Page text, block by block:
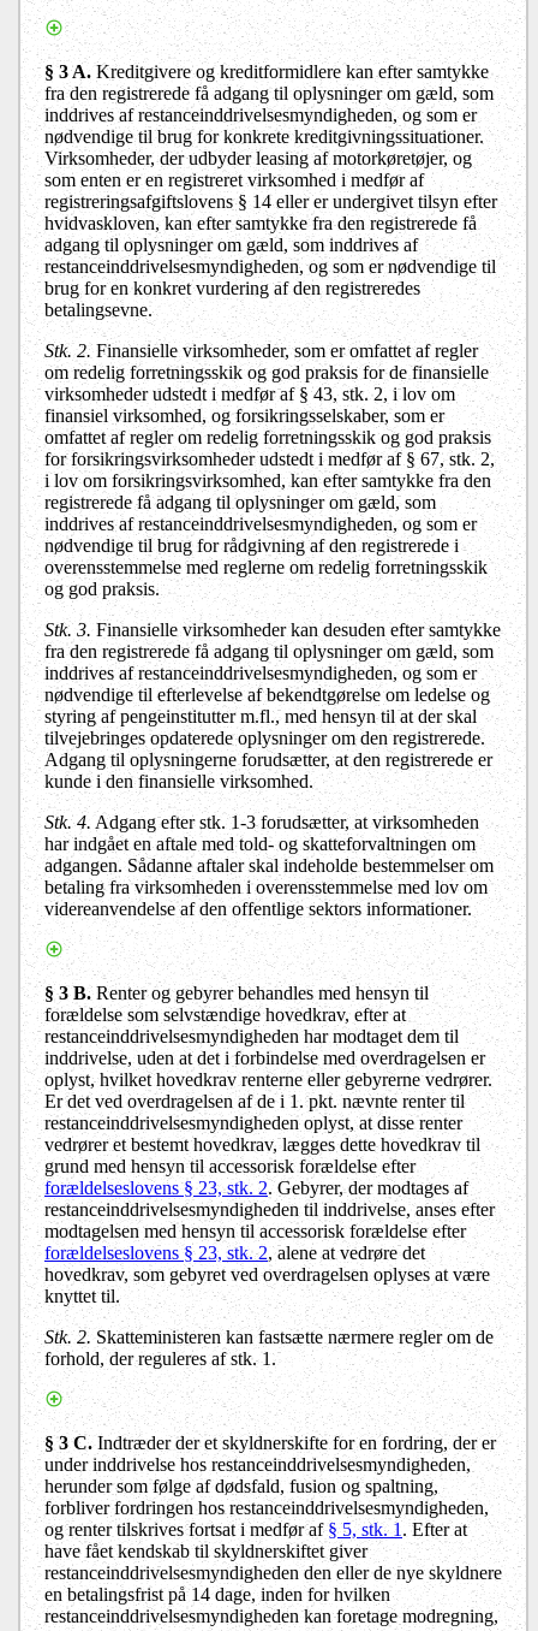
§ 3 A. Kreditgivere og kreditformidlere kan efter samtykke
fra den registrerede få adgang til oplysninger om gæld, som
inddrives af restanceinddrivelsesmyndigheden, og som er
nødvendige til brug for konkrete kreditgivningssituationer.
Virksomheder, der udbyder leasing af motorkøretøjer, og
som enten er en registreret virksomhed i medfør af
registreringsafgiftslovens § 14 eller er undergivet tilsyn efter
hvidvaskloven, kan efter samtykke fra den registrerede få
adgang til oplysninger om gæld, som inddrives af
restanceinddrivelsesmyndigheden, og som er nødvendige til
brug for en konkret vurdering af den registreredes
betalingsevne.
Stk. 2.Finansielle virksomheder, som er omfattet af regler
om redelig forretningsskik og god praksis for de finansielle
virksomheder udstedt i medfør af § 43, stk. 2, i lov om
finansiel virksomhed, og forsikringsselskaber, som er
omfattet af regler om redelig forretningsskik og god praksis
for forsikringsvirksomheder udstedt i medfør af § 67, stk. 2,
i lov om forsikringsvirksomhed, kan efter samtykke fra den
registrerede få adgang til oplysninger om gæld, som
inddrives af restanceinddrivelsesmyndigheden, og som er
nødvendige til brug for rådgivning af den registrerede i
overensstemmelse med reglerne om redelig forretningsskik
og god praksis.
Stk. 3. Finansielle virksomheder kan desuden efter samtykke
fra den registrerede få adgang til oplysninger om gæld, som
inddrives af restanceinddrivelsesmyndigheden, og som er
nødvendige til efterlevelse af bekendtgørelse om ledelse og
styring af pengeinstitutter m.fl., med hensyn til at der skal
tilvejebringes opdaterede oplysninger om den registrerede.
Adgang til oplysningerne forudsætter, at den registrerede er
kunde i den finansielle virksomhed.
Stk. 4. Adgang efter stk. 1-3 forudsætter, at virksomheden
har indgået en aftale med told- og skatteforvaltningen om
adgangen. Sådanne aftaler skal indeholde bestemmelser om
betaling fra virksomheden i overensstemmelse med lov om
videreanvendelse af den offentlige sektors informationer.
§ 3 B.Renter og gebyrer behandles med hensyn til
forældelse som selvstændige hovedkrav, efter at
restanceinddrivelsesmyndigheden har modtaget dem til
inddrivelse, uden at det i forbindelse med overdragelsen er
oplyst, hvilket hovedkrav renterne eller gebyrerne vedrører.
Er det ved overdragelsen af de i 1. pkt. nævnte renter til
restanceinddrivelsesmyndigheden oplyst, at disse renter
vedrører et bestemt hovedkrav, lægges dette hovedkrav til
grund med hensyn til accessorisk forældelse efter
forældelseslovens § 23, stk. 2. Gebyrer, der modtages af
restanceinddrivelsesmyndigheden til inddrivelse, anses efter
modtagelsen med hensyn til accessorisk forældelse efter
forældelseslovens § 23, stk. 2, alene at vedrøre det
hovedkrav, som gebyret ved overdragelsen oplyses at være
knyttet til.
Stk. 2. Skatteministeren kan fastsætte nærmere regler om de
forhold, der reguleres af stk. 1.
§ 3 C. Indtræder der et skyldnerskifte for en fordring, der er
under inddrivelse hos restanceinddrivelsesmyndigheden,
herunder som følge af dødsfald, fusion og spaltning,
forbliver fordringen hos restanceinddrivelsesmyndigheden,
og renter tilskrives fortsat i medfør af § 5, stk. 1 . Efter at
have fået kendskab til skyldnerskiftet giver
restanceinddrivelsesmyndigheden den eller de nye skyldnere
en betalingsfrist på 14 dage, inden for hvilken
restanceinddrivelsesmyndigheden kan foretage modregning,